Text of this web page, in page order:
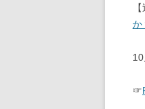
か
☞